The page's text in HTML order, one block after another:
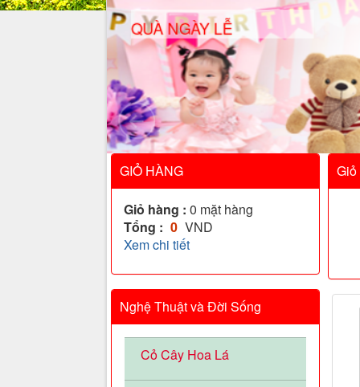
QUÀ NGÀY LỄ
GIỎ HÀNG
Giỏ hàng : 0 mặt hàng
Tổng : 0 VND
Xem chi tiết
Nghệ Thuật và Đời Sống
Cỏ Cây Hoa Lá